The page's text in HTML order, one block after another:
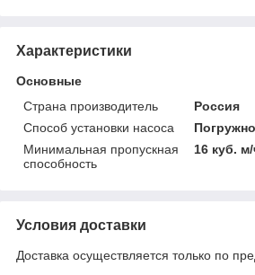
Характеристики
Основные
Страна производитель
Россия
Способ установки насоса
Минимальная пропускная
способность
16 куб.
Условия доставки
Доставка осуществляется только по